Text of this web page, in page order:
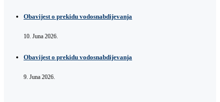
Obavijest o prekidu vodosnabdijevanja
10. Juna 2026.
Obavijest o prekidu vodosnabdijevanja
9. Juna 2026.